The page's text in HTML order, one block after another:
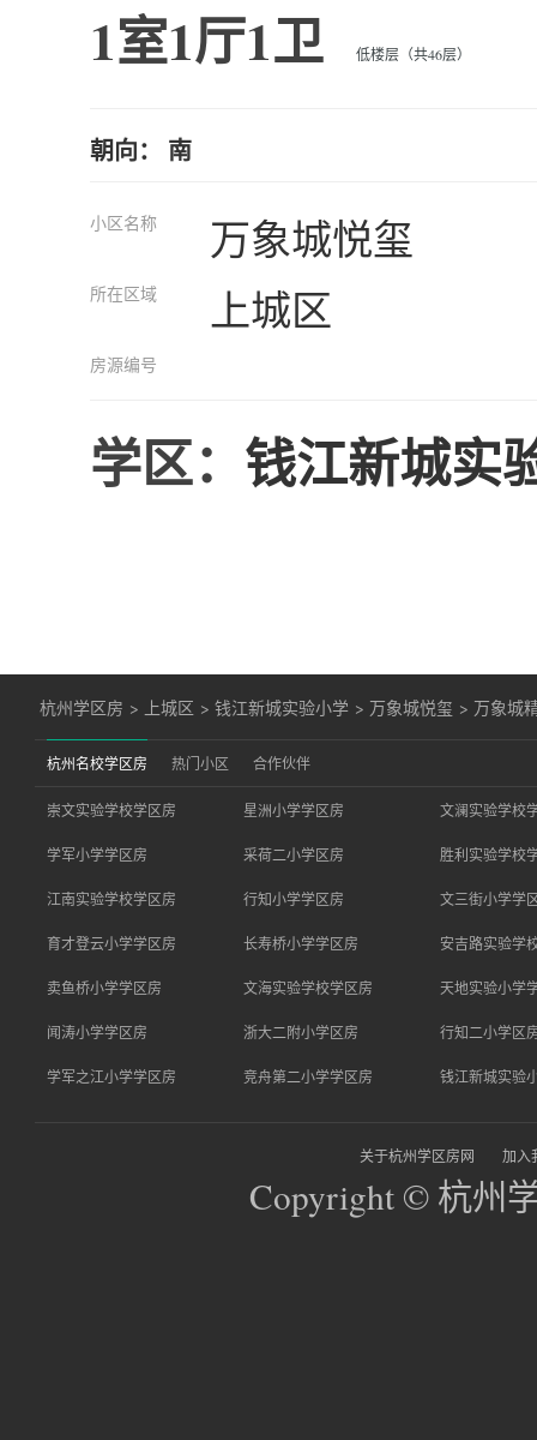
1室1厅1卫 低楼层（共46层）
朝向： 南
小区名称 万象城悦玺
所在区域 上城区
房源编号
学区： 钱江新城实
杭州学区房 > 上城区 >钱江新城实验小学 > 万象城悦玺 > 万象城
杭州名校学区房 热门小区 合作伙伴
崇文实验学校学区房 星洲小学学区房 文澜实验学校
学军小学学区房 采荷二小学区房 胜利实验学校
江南实验学校学区房 行知小学学区房 文三街小学学
育才登云小学学区房 长寿桥小学学区房 安吉路实验学
卖鱼桥小学学区房 文海实验学校学区房 天地实验小学
闻涛小学学区房 浙大二附小学区房 行知二小学区
学军之江小学学区房 竞舟第二小学学区房 钱江新城实验
关于杭州学区房网 加入
Copyright © 杭州